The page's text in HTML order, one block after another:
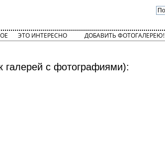
ЭТО ИНТЕРЕСНО ДОБАВИТЬ ФОТОГАЛЕРЕЮ!
галерей с фотографиями):